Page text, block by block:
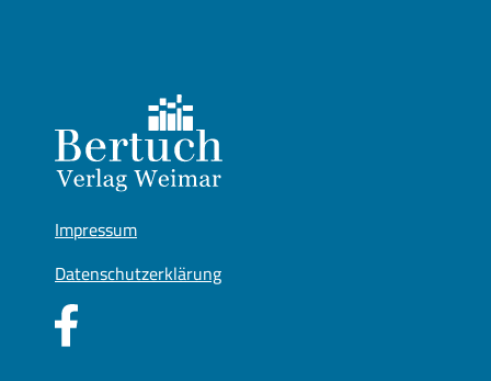
Impressum
Datenschutzerklärung